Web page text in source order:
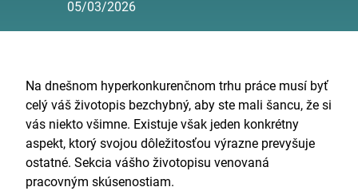
05/03/2026
Na dnešnom hyperkonkurenčnom trhu práce musí byť
celý váš životopis bezchybný, aby ste mali šancu, že si
vás niekto všimne. Existuje však jeden konkrétny
aspekt, ktorý svojou dôležitosťou výrazne prevyšuje
ostatné. Sekcia vášho životopisu venovaná
pracovným skúsenostiam.